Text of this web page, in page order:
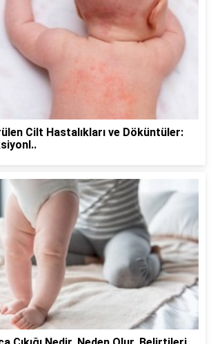
Cilt Hastalıkları ve Döküntüler: